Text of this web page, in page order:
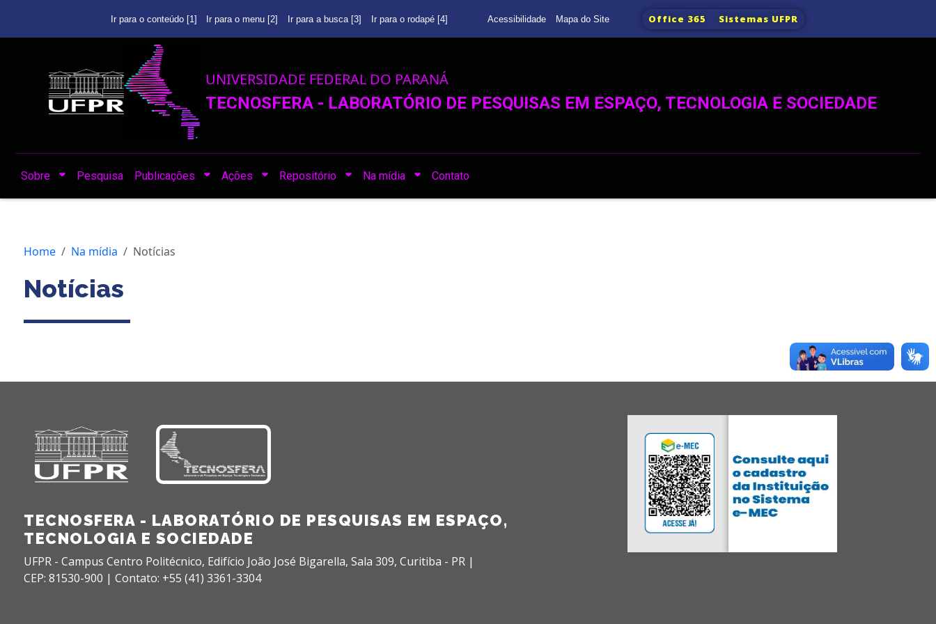
Ir para o conteúdo [1] Ir para o menu [2] Ir para a busca [3] Ir para o rodapé [4] Acessibilidade Mapa do Site Office 365 Sistemas UFPR
UNIVERSIDADE FEDERAL DO PARANÁ
TECNOSFERA - LABORATÓRIO DE PESQUISAS EM ESPAÇO, TECNOLOGIA E SOCIEDADE
Sobre Pesquisa Publicações Ações Repositório Na mídia Contato
Home Na mídia Notícias
Notícias
TECNOSFERA - LABORATÓRIO DE PESQUISAS EM ESPAÇO,
TECNOLOGIA E SOCIEDADE
UFPR - Campus Centro Politécnico, Edifício João José Bigarella, Sala 309, Curitiba - PR |
CEP: 81530-900 | Contato: +55 (41) 3361-3304